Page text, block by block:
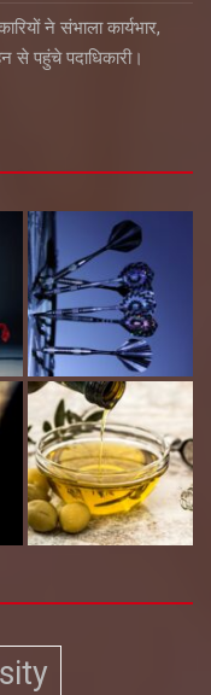
ने संभाला कार्यभार,
से पहुंचे पदाधिकारी।